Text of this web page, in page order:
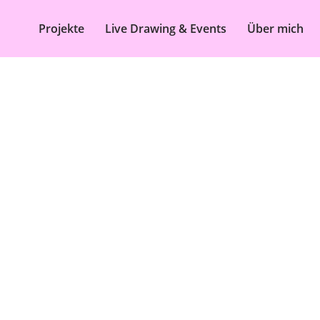
Projekte Live Drawing & Events Über mich